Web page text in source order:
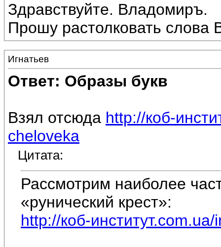
Здравствуйте. Владомиръ.
Прошу растолковать
Игнатьев
Ответ: Образы букв
Взял отсюда http://коб-
cheloveka
Цитата:
Рассмотрим наиболее
«рунический крест»:
http://коб-